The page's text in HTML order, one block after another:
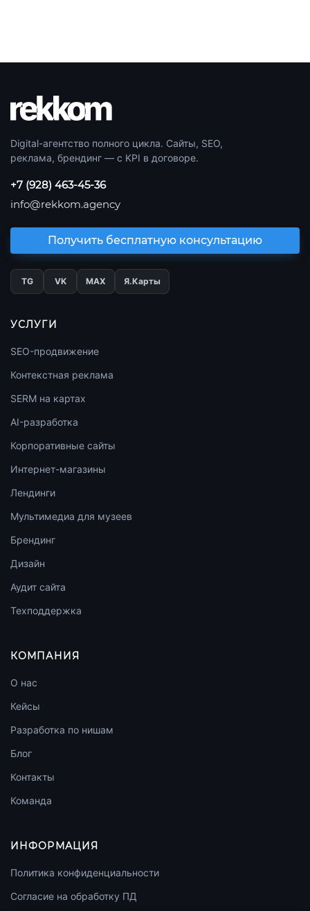
Digital-агентство полного цикла. Сайты, SEO,
реклама, брендинг — с KPI в договоре.
+7 (928) 463-45-36
info@rekkom.agency
Получить бесплатную консультацию
TG VK МАХ Я.Карты
УСЛУГИ
SEO-продвижение
Контекстная реклама
SERM на картах
AI-разработка
Корпоративные сайты
Интернет-магазины
Лендинги
Мультимедиа для музеев
Брендинг
Дизайн
Аудит сайта
Техподдержка
КОМПАНИЯ
О нас
Кейсы
Разработка по нишам
Блог
Контакты
Команда
ИНФОРМАЦИЯ
Политика конфиденциальности
Согласие на обработку ПД